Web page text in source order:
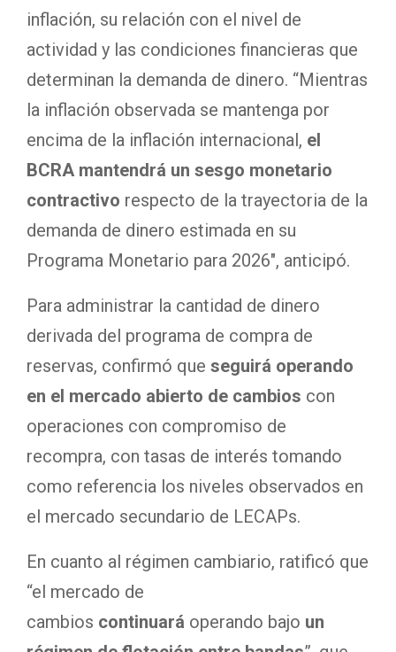
inflación, su relación con el nivel de
actividad y las condiciones financieras que
determinan la demanda de dinero. “Mientras
la inflación observada se mantenga por
encima de la inflación internacional, el
BCRA mantendrá un sesgo monetario
contractivo respecto de la trayectoria de la
demanda de dinero estimada en su
Programa Monetario para 2026″, anticipó.
Para administrar la cantidad de dinero
derivada del programa de compra de
reservas, confirmó que seguirá operando
en el mercado abierto de cambios con
operaciones con compromiso de
recompra, con tasas de interés tomando
como referencia los niveles observados en
el mercado secundario de LECAPs.
En cuanto al régimen cambiario, ratificó que
“el mercado de
cambios continuará operando bajo un